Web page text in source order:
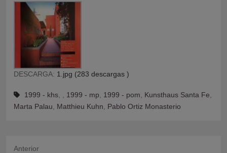
DESCARGA: 1.jpg (283 descargas )
1999 - khs 1999 - mp 1999 - pom Kunsthaus Santa Fe
Marta Palau
Matthieu Kuhn Pablo Ortiz Monasterio
Anterior